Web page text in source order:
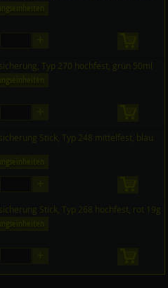
Typ 270 hochfest, grün 50ml
Stick, Typ 248 mittelfest, blau
Stick, Typ 268 hochfest, rot 19g